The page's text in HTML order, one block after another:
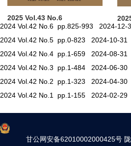
2025 Vol.43 No.6
2024 Vol.42 No.6 pp.825-993 2024-12-
2024 Vol.42 No.5 pp.0-823 2024-10-31
2024 Vol.42 No.4 pp.1-659 2024-08-31
2024 Vol.42 No.3 pp.1-484 2024-06-30
2024 Vol.42 No.2 pp.1-323 2024-04-30
2024 Vol.42 No.1 pp.1-155 2024-02-29
甘公网安备62010002000425号